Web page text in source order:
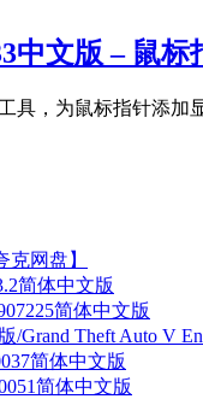
中文版 – 鼠
具，为鼠标指针添
网盘】
简体中文版
简体中文版
/Grand Theft Auto V
简体中文版
简体中文版